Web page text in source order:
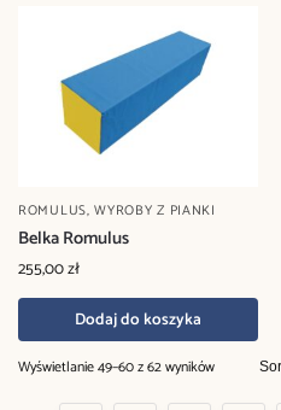
ROMULUS,WYROBY Z PIANKI
Belka Romulus
255,00zł
Dodaj do koszyka
Wyświetlanie 49–60 z 62 wyników